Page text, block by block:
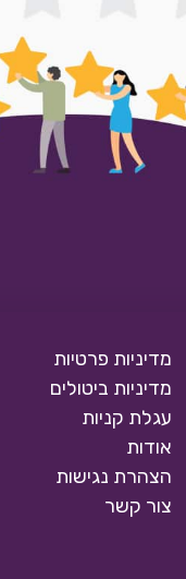
מדיניות פרטיות
מדיניות ביטולים
עגלת קניות
אודות
הצהרת נגישות
צור קשר